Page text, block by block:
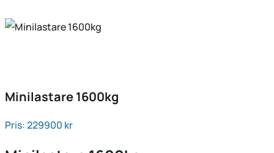
Minilastare 1600kg
Pris: 229900 kr